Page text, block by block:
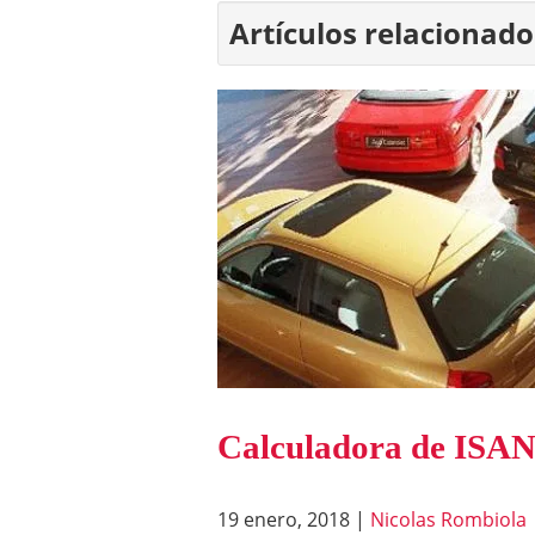
Artículos
Calculadora de ISAN
19 enero, 2018 | Nicolas Rombiola